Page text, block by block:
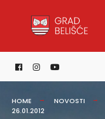
content
HOME NOVOSTI
26.01.2012
for: